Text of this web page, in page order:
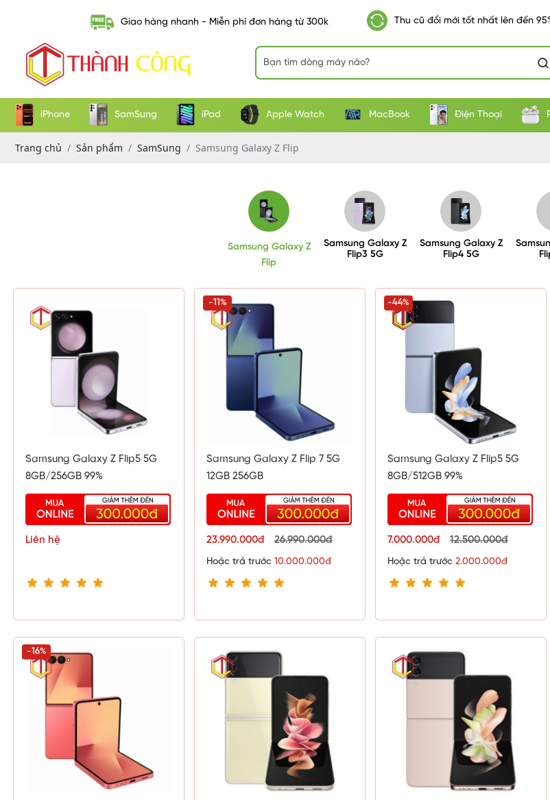
Giao hàng nhanh - Miễn phí đơn hàng từ 300k Thu cũ đổi mới tốt nhất lên đến
iPhone SamSung iPad Apple Watch MacBook Điện Thoại
Trang chủ Sản phẩm SamSung Samsung Galaxy Z Flip
Samsung Galaxy Z
Flip
Samsung Galaxy Z
Flip3 5G
Samsung Galaxy Z
Flip4 5G
Samsung Galaxy Z Flip5 5G
8GB/256GB 99%
Liên hệ
Samsung Galaxy Z Flip 7 5G
12GB 256GB
23.990.000đ 26.990.000đ
-11%
Hoặc trả trước 10.000.000đ
Samsung Galaxy Z Flip5 5G
8GB/512GB 99%
7.000.000đ 12.500.000đ
-44%
Hoặc trả trước 2.000.000đ
-16%